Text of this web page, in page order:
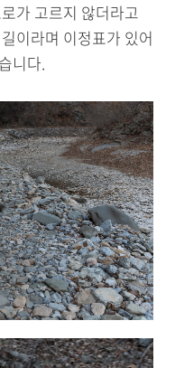
가 고르지 않더라고
이라며 이정표가 있어
니다.